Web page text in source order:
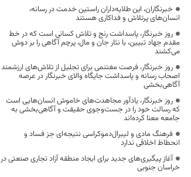
خبرنگاران، این طلایه‌داران راستین خدمت در رسانه،
انسان‌های پرتلاش و فداکاری هستند
روز خبرنگار، پاسداشت رنج و تلاش کسانی است که در خط
مقدم جهاد تبیین، با نثار جان و مال، پرچم آگاهی را بر دوش
می‌کشند
روز خبرنگار، فرصت مغتنمی برای تجلیل از تلاش‌های ارزشمند
اصحاب رسانه و پاسداشت جایگاه والای خبرنگار در عرصه
آگاهی‌بخشی
روز خبرنگار، یادآور مجاهدت‌های خاموش انسان‌هایی است
که رسالت خود را در جست‌وجوی حقیقت و آگاهی‌بخشی به
جامعه معنا کرده‌اند
فرهنگ مادی و لیبرال‌دموکراسی نتیجه‌ای جز فساد و
انحطاط اخلاقی ندارد
آغاز پیگیری‌های جدید برای ایجاد منطقه آزاد تجاری صنعتی در
خراسان جنوبی